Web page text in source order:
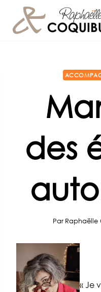
contenu
des
Par Raphaëlle
« Je